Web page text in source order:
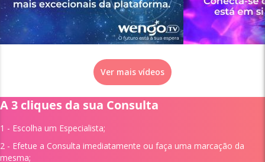
Ver mais vídeos
A 3 cliques da sua Consulta
1 - Escolha um Especialista;
2 - Efetue a Consulta imediatamente ou faça uma marcação da
mesma;